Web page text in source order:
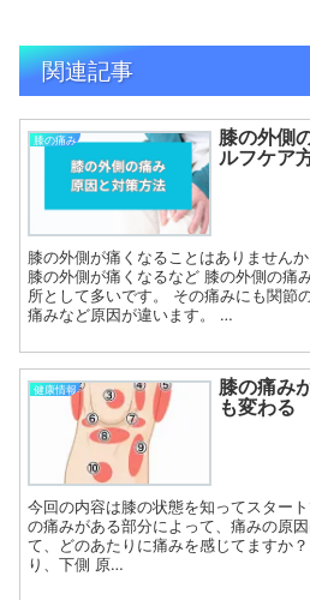
関連記事
膝の痛み
膝の外側
ルフケア
膝の外側が痛くなることはありません
膝の外側が痛くなるなど 膝の外側の痛
所として多いです。 その痛みにも関節
痛みなど原因が違います。 …
健康情報
膝の痛み
も変わる
今回の内容は膝の状態を知ってスター
の痛みがある部分によって、痛みの原
て、どのあたりに痛みを感じてますか
り、下側 原…